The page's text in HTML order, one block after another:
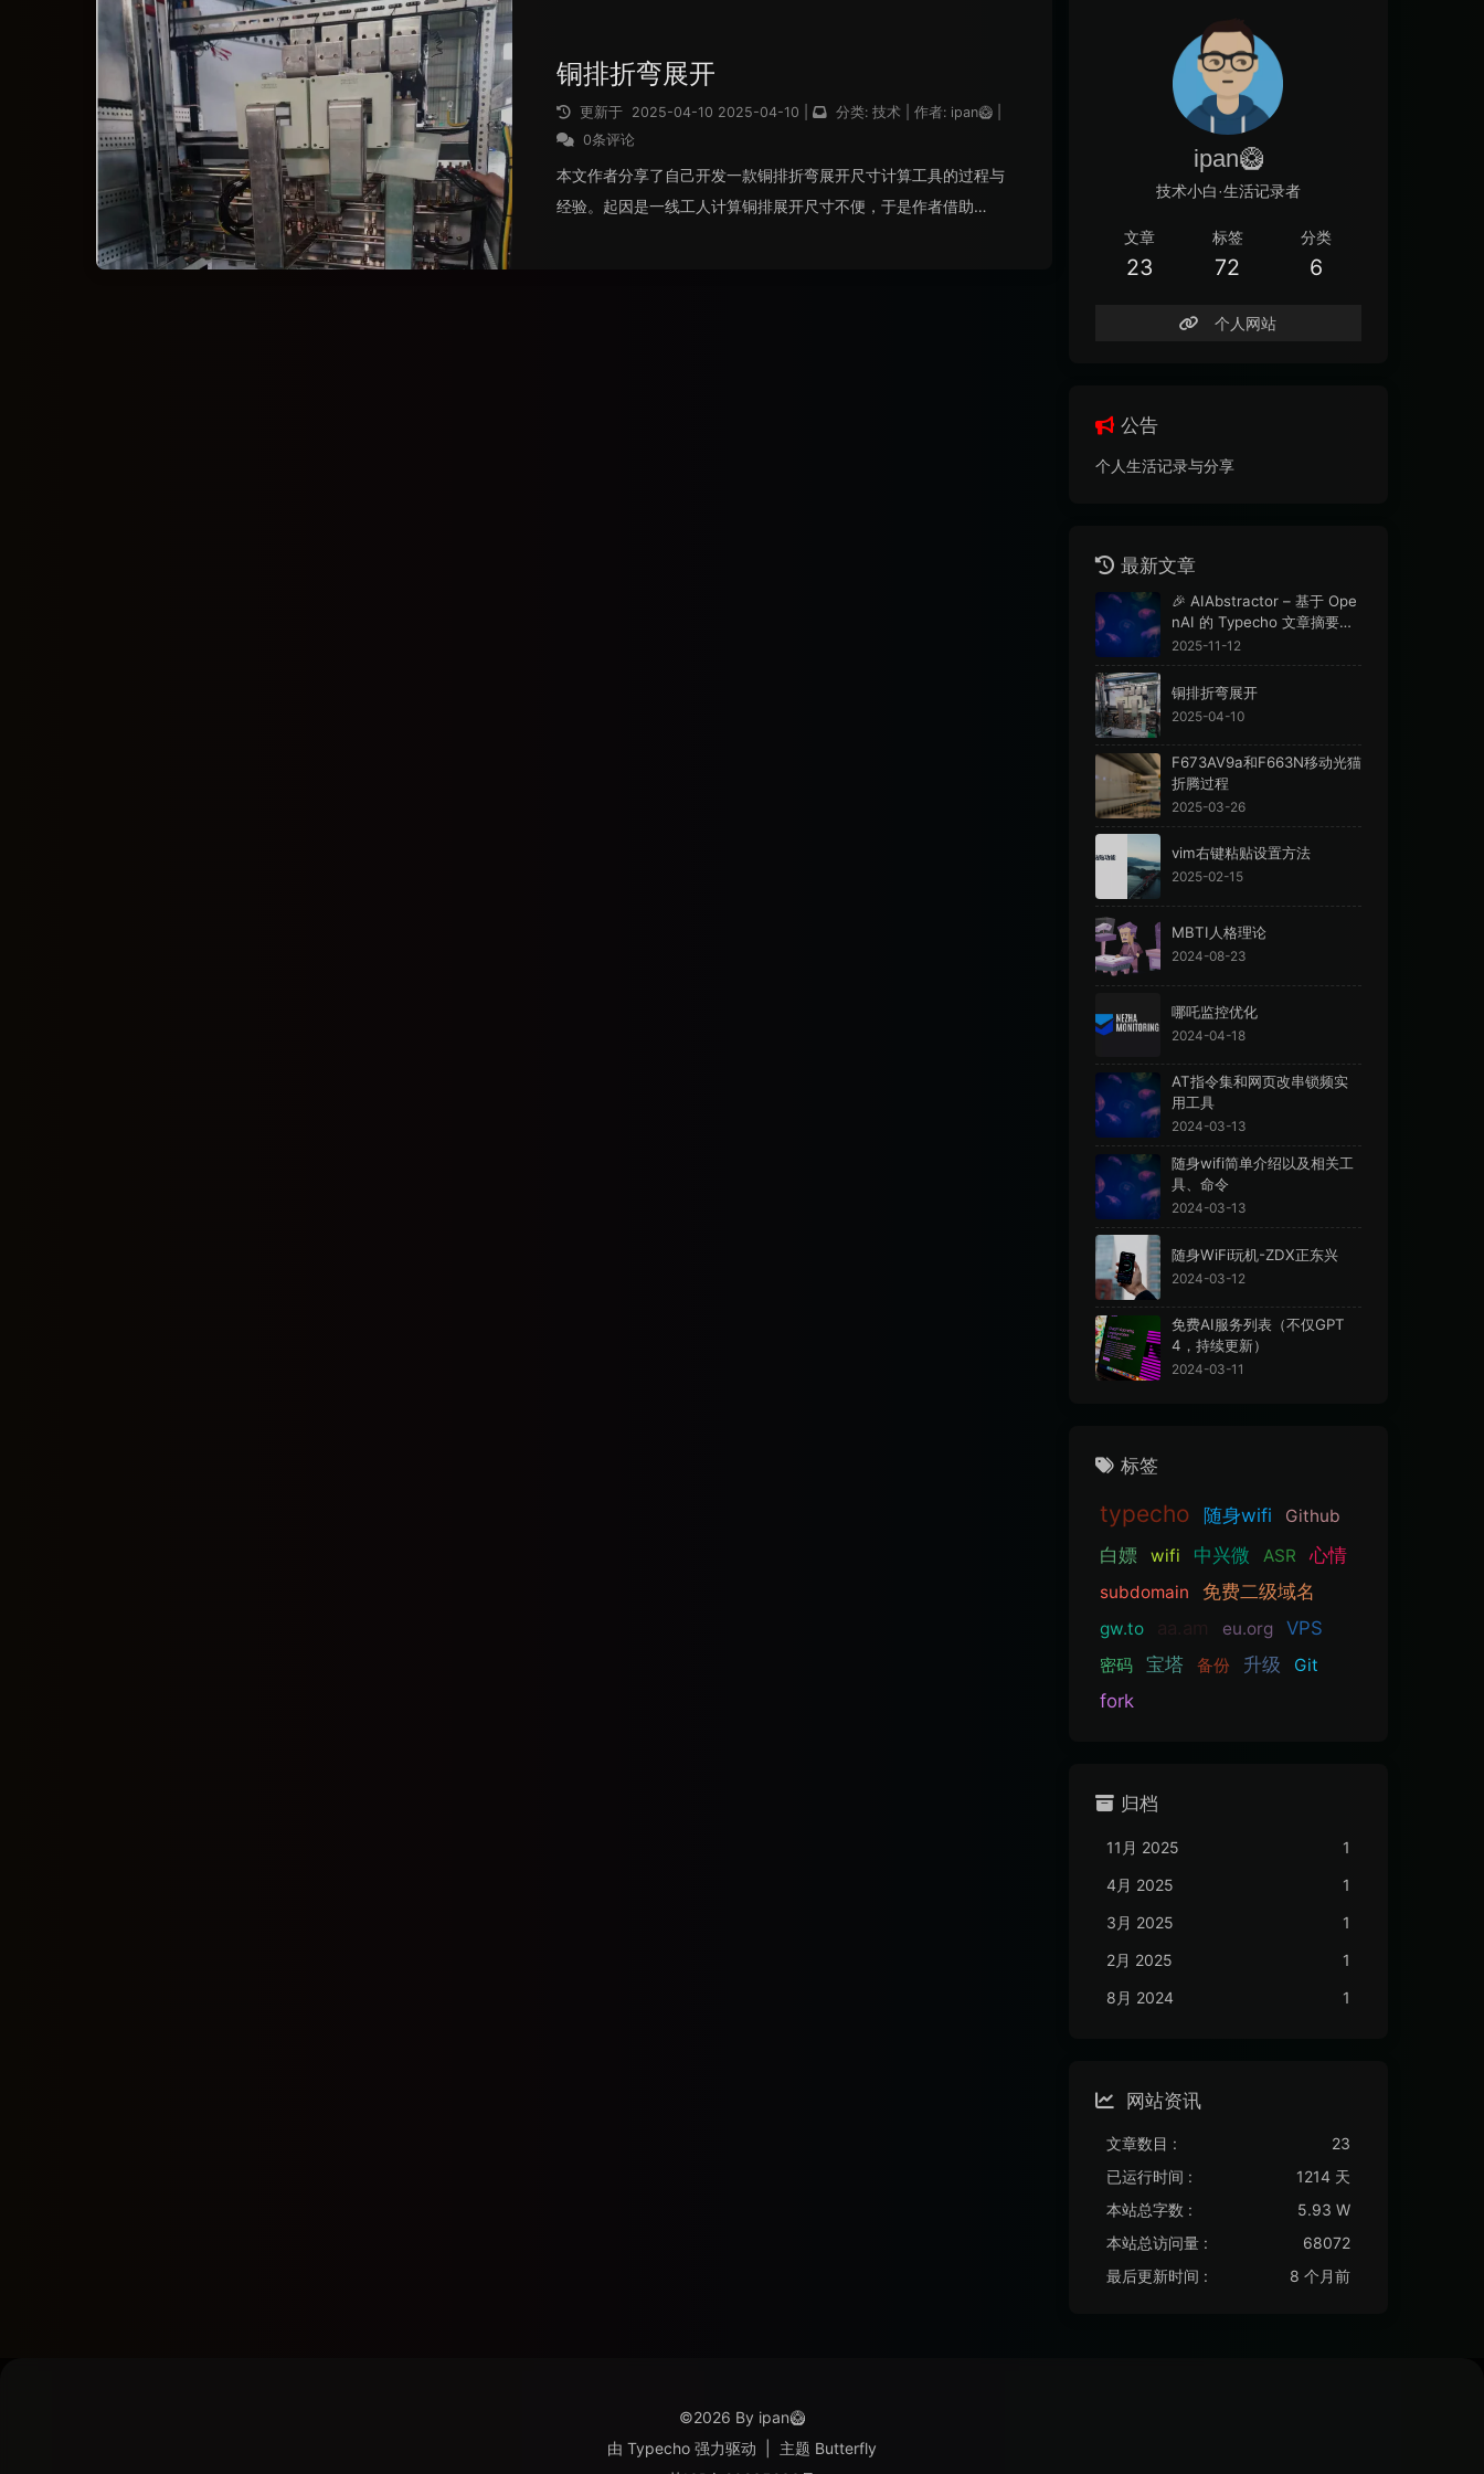
铜排折弯展开
更新于 2025-04-10 2025-04-10 分类: 技术 作者: ipan🥝
0条评论
本文作者分享了自己开发一款铜排折弯展开尺寸计算工具的过程与
经验。起因是一线工人计算铜排展开尺寸不便，于是作者借助
ipan🥝
技术小白·生活记录者
文章
23
标签
72
分类
6
个人网站
公告
个人生活记录与分享
最新文章
🎉 AIAbstractor – 基于 Ope
nAI 的 Typecho 文章摘要插
件
2025-11-12
铜排折弯展开
2025-04-10
F673AV9a和F663N移动光猫
折腾过程
2025-03-26
vim右键粘贴设置方法
2025-02-15
MBTI人格理论
2024-08-23
哪吒监控优化
2024-04-18
AT指令集和网页改串锁频实
用工具
2024-03-13
随身wifi简单介绍以及相关工
具、命令
2024-03-13
随身WiFi玩机-ZDX正东兴
2024-03-12
免费AI服务列表（不仅GPT
4，持续更新）
2024-03-11
标签
typecho 随身wifi Github
白嫖 wifi 中兴微 ASR 心情
subdomain 免费二级域名
gw.to aa.am eu.org VPS
密码 宝塔 备份 升级 Git
fork
归档
11月 2025
1
4月 2025
1
3月 2025
1
2月 2025
1
8月 2024
1
网站资讯
文章数目 :
23
已运行时间 :
1214 天
本站总字数 :
5.93 W
本站总访问量 :
68072
最后更新时间 :
8 个月前
©2026 By ipan🥝
由 Typecho 强力驱动 主题 Butterfly